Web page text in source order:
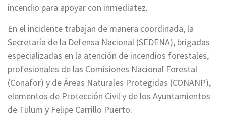
incendio para apoyar con inmediatez.
En el incidente trabajan de manera coordinada, la
Secretaría de la Defensa Nacional (SEDENA), brigadas
especializadas en la atención de incendios forestales,
profesionales de las Comisiones Nacional Forestal
(Conafor) y de Áreas Naturales Protegidas (CONANP),
elementos de Protección Civil y de los Ayuntamientos
de Tulum y Felipe Carrillo Puerto.